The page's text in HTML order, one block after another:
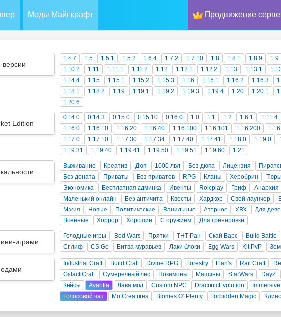
Моды Майнкрафт Продвижение
версии
1.4.7 1.5 1.5.1 1.5.2 1.6.4 1.7.2 1.7.10 1.8 1.8.1 1.8.9 1.9
1.10.2
1.11 1.11.1 1.11.2 1.12 1.12.1 1.12.2 1.13 1.13.1
1.14.4
1.15 1.15.1 1.15.2 1.15.3 1.16 1.16.1 1.16.2 1.16.3
1.18.1
1.18.2 1.19 1.19.1 1.19.2 1.19.3 1.19.4 1.20 1.20.1
1.20.6
Edition
0.14.0 0.14.3 0.15.0 0.15.10 0.16.0 1.0 1.1 1.2 1.6.1 1.11.4
1.16.0
1.16.10 1.16.20 1.16.40 1.16.100 1.16.101 1.16.200
1.17.0
1.17.10 1.17.30 1.17.34 1.17.40 1.17.41 1.18.0 1.19.0
1.19.31
1.19.40 1.19.41 1.19.50 1.19.51 1.19.60 1.21
Выживание Креатив Дюп 1000 лвл Без дюпа Лицензия
Без доната
Приваты Без приватов RPG Кланы Херобрин
Экономика
Бесплатная админка Ивенты Roleplay Гриф Анархия
Маленький онлайн
Без античита Квесты Хардкор Свой лаунчер
Магия
Новые Политические Ванильные Атернос ХВХ Для
Военные
Хоррор Хорошие С оружием Для тренировки
играми
Голодные игры Bed Wars Прятки ТНТ Ран Скай Варс Build Battle
Сплиф
CS:Go Битва муравьев Лаки блоки Egg Wars Kit PvP
Industrial Craft Build Craft Divine RPG Forestry Flan's Rail Craft
GalactiCraft
Сумеречный лес Покемоны Машины StarWars DayZ
Кейсы
Avaritia Лава мод Custom NPC DraconicEvolution
Голосовой чат
Mo’Creatures Biomes O’ Plenty Forbidden Magic